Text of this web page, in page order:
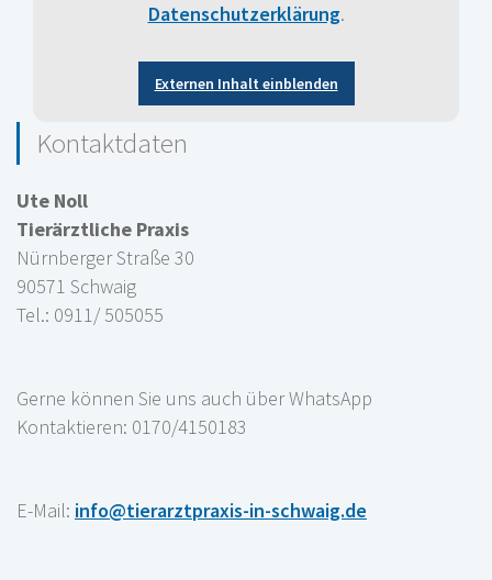
Datenschutzerklärung.
Externen Inhalt einblenden
Kontaktdaten
Ute Noll
Tierärztliche Praxis
Nürnberger Straße 30
90571 Schwaig
Tel.: 0911/ 505055
Gerne können Sie uns auch über WhatsApp
Kontaktieren: 0170/4150183
E-Mail: info@tierarztpraxis-in-schwaig.de